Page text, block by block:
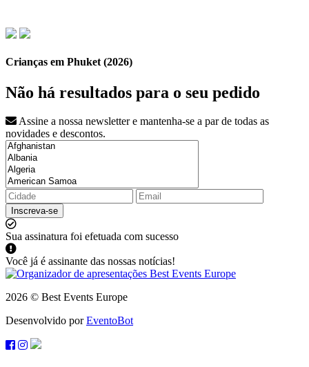
Crianças em Phuket (2026)
Não há resultados para o seu pedido
Assine a nossa newsletter e mantenha-se a par de todas as
novidades e descontos.
Inscreva-se
Sua assinatura foi efetuada com sucesso
Você já é assinante das nossas notícias!
2026 © Best Events Europe
Desenvolvido porEventoBot